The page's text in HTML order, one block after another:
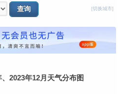
[切换城市]
2023年12月天气分布图